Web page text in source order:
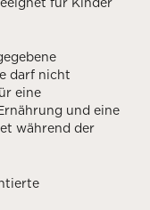
für Kinder
darf nicht
eine
und eine
während der